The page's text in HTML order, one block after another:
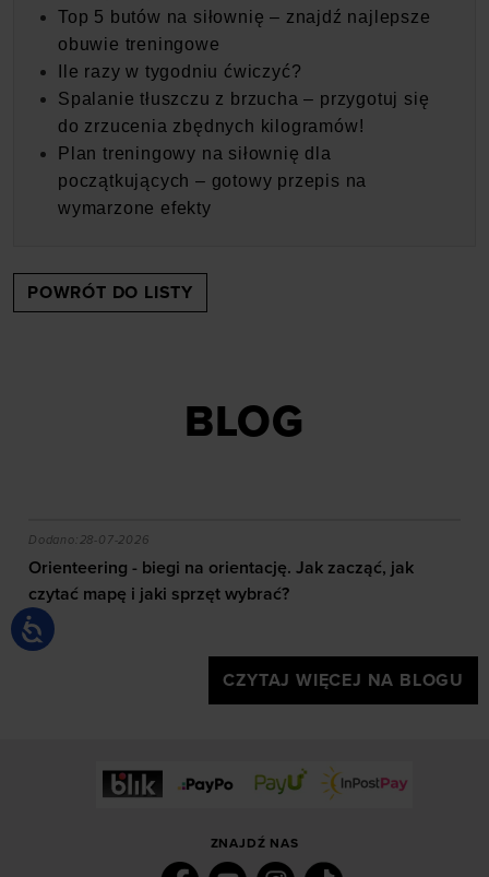
Top 5 butów na siłownię – znajdź najlepsze
obuwie treningowe
Ile razy w tygodniu ćwiczyć?
Spalanie tłuszczu z brzucha – przygotuj się
do zrzucenia zbędnych kilogramów!
Plan treningowy na siłownię dla
początkujących – gotowy przepis na
wymarzone efekty
POWRÓT DO LISTY
BLOG
efekty daje trening?
Orienteering - biegi na orientację. Jak zacząć, jak
Dodano:28-07-2026
Orienteering - biegi na orientację. Jak zacząć, jak
czytać mapę i jaki sprzęt wybrać?
CZYTAJ WIĘCEJ NA BLOGU
ZNAJDŹ NAS